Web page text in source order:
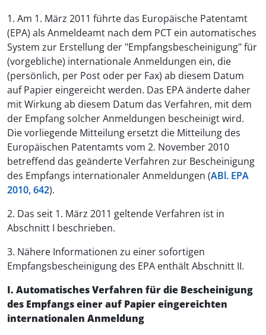
1. Am 1. März 2011 führte das Europäische Patentamt
(EPA) als Anmeldeamt nach dem PCT ein automatisches
System zur Erstellung der "Empfangsbescheinigung" für
(vorgebliche) internationale Anmeldungen ein, die
(persönlich, per Post oder per Fax) ab diesem Datum
auf Papier eingereicht werden. Das EPA änderte daher
mit Wirkung ab diesem Datum das Verfahren, mit dem
der Empfang solcher Anmeldungen bescheinigt wird.
Die vorliegende Mitteilung ersetzt die Mitteilung des
Europäischen Patentamts vom 2. November 2010
betreffend das geänderte Verfahren zur Bescheinigung
des Empfangs internationaler Anmeldungen (ABl. EPA
2010, 642).
2. Das seit 1. März 2011 geltende Verfahren ist in
Abschnitt I beschrieben.
3. Nähere Informationen zu einer sofortigen
Empfangsbescheinigung des EPA enthält Abschnitt II.
I. Automatisches Verfahren für die Bescheinigung
des Empfangs einer auf Papier eingereichten
internationalen Anmeldung